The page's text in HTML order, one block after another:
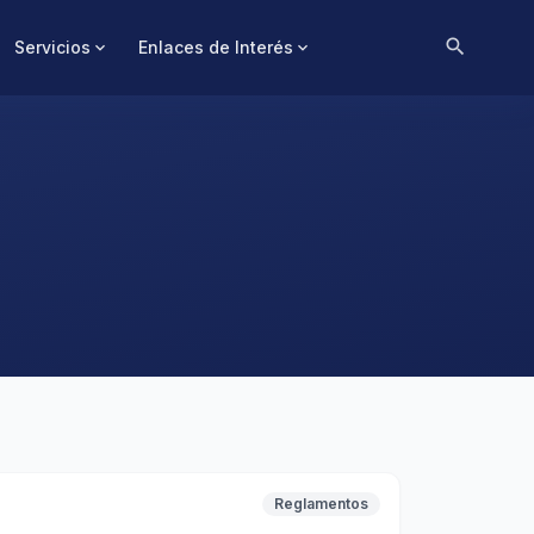
Servicios expand_more Enlaces de Interés expand_more search
Reglamentos